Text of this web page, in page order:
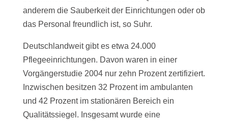
anderem die Sauberkeit der Einrichtungen oder ob
das Personal freundlich ist, so Suhr.
Deutschlandweit gibt es etwa 24.000
Pflegeeinrichtungen. Davon waren in einer
Vorgängerstudie 2004 nur zehn Prozent zertifiziert.
Inzwischen besitzen 32 Prozent im ambulanten
und 42 Prozent im stationären Bereich ein
Qualitätssiegel. Insgesamt wurde eine